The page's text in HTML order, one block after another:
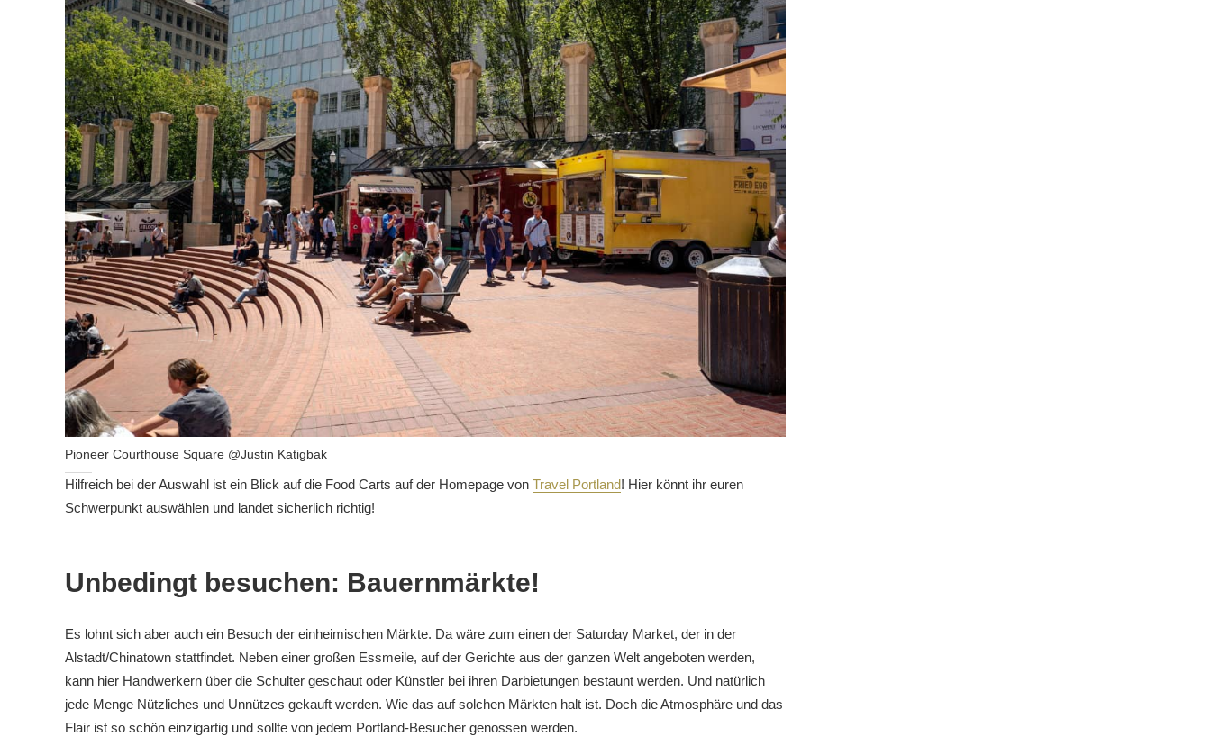
Pioneer Courthouse Square @Justin Katigbak
Hilfreich bei der Auswahl ist ein Blick auf die Food Carts auf der Homepage von Travel Portland! Hier könnt ihr euren
Schwerpunkt auswählen und landet sicherlich richtig!
Unbedingt besuchen: Bauernmärkte!
Es lohnt sich aber auch ein Besuch der einheimischen Märkte. Da wäre zum einen der Saturday Market, der in der
Alstadt/Chinatown stattfindet. Neben einer großen Essmeile, auf der Gerichte aus der ganzen Welt angeboten werden,
kann hier Handwerkern über die Schulter geschaut oder Künstler bei ihren Darbietungen bestaunt werden. Und natürlich
jede Menge Nützliches und Unnützes gekauft werden. Wie das auf solchen Märkten halt ist. Doch die Atmosphäre und das
Flair ist so schön einzigartig und sollte von jedem Portland-Besucher genossen werden.